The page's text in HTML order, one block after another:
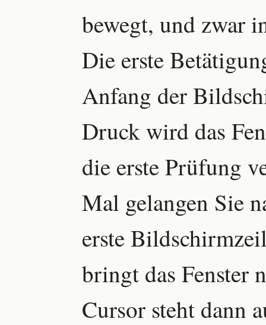
bewegt, und zwar
Die erste
Anfang der
Druck wird das
die erste Prüfung
Mal gelangen Sie
erste
bringt das Fenster
Cursor steht dann